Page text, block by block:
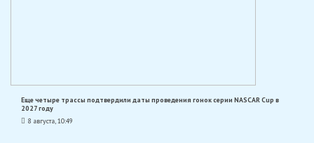
Еще четыре трассы подтвердили даты проведения гонок серии NASCAR Cup в
2027 году
8 августа, 10:49